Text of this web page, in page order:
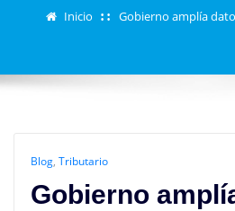
Inicio Gobierno amplía
Blog, Tributario
Gobierno